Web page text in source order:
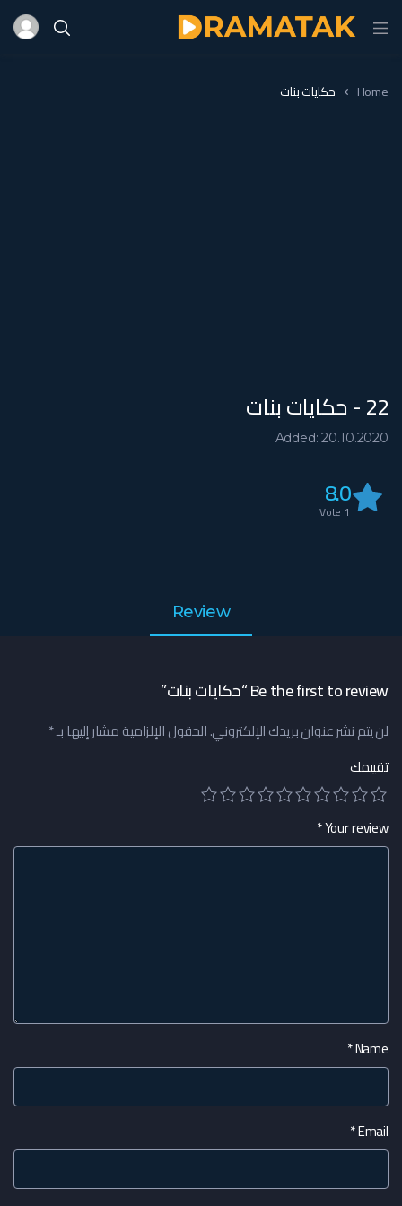
Home حكايات بنات
22 - حكايات بنات
Added: 20.10.2020
8.0
1
Review
Be the first to review “حكايات بنات”
لن يتم نشر عنوان بريدك الإلكتروني.الحقول الإلزامية مشار إليها بـ*
تقييمك
Your review
*
Name
*
Email
*